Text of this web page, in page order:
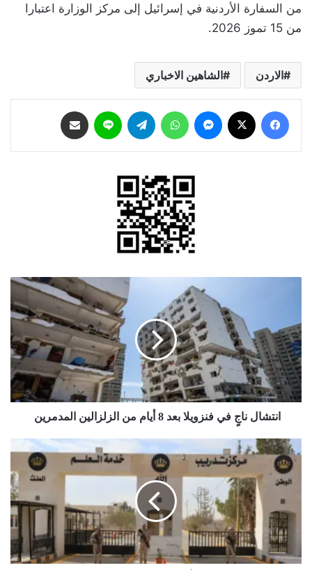
من السفارة الأردنية في إسرائيل إلى مركز الوزارة اعتبارا
من 15 تموز 2026.
الاردن الشاهين الاخباري
فيسبوك ماسنجر واتساب تيلقرام لاين
فنزويلا
بعد
8
أيام
من
الزلزالين
المدمرينانتشال ناجٍ في فنزويلا بعد 8 أيام من الزلزالين المدمرين
فتح
باب
الاستعلام
والتأجيل
الإلكتروني
للمكلفين
بخدمة
العلم
الدفعة